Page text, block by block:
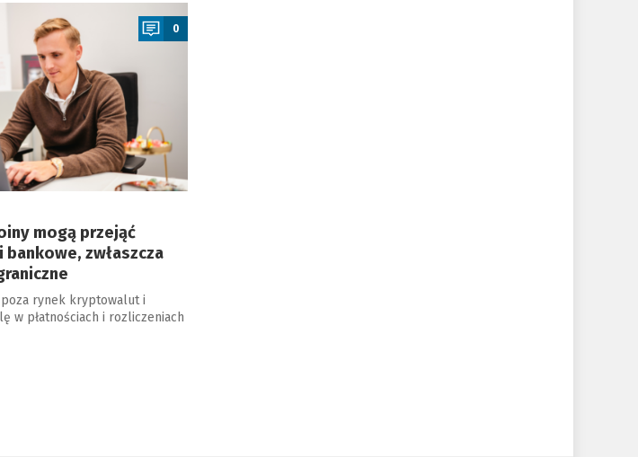
0
mogą przejąć
bankowe, zwłaszcza
rynek kryptowalut i
w płatnościach i rozliczeniach